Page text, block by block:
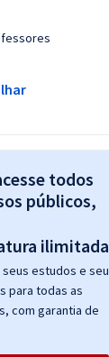
todos
públicos,
estudos e seu
para todas as
com garantia de